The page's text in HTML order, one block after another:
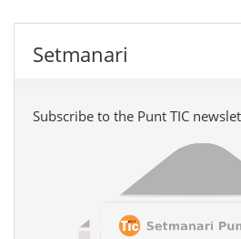
Setmanari
Subscribe to the Punt TIC